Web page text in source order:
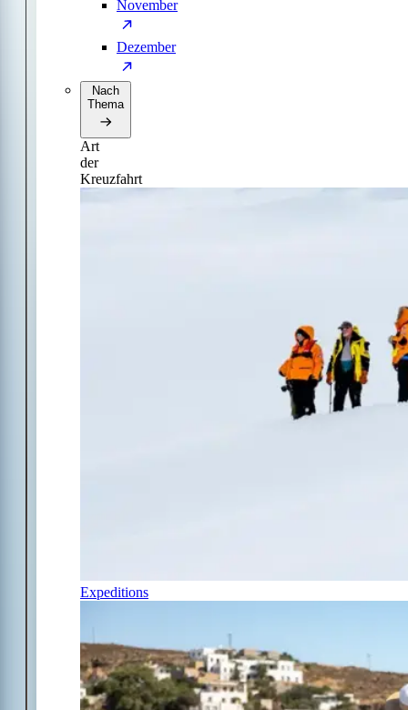
November
Dezember
Nach
Thema
Art
der
Kreuzfahrt
Expeditions